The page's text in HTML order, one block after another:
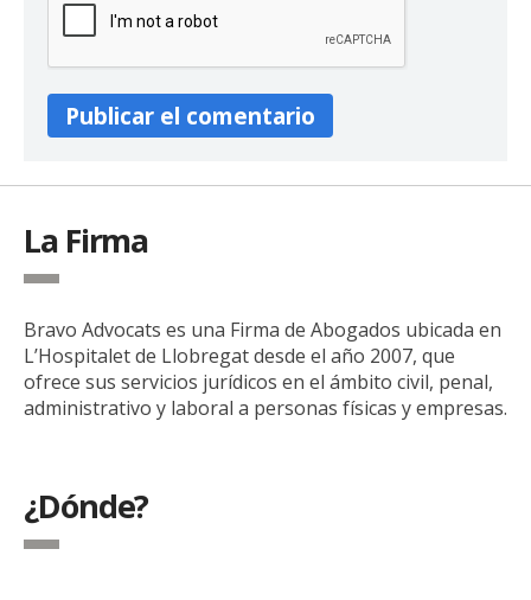
La Firma
Bravo Advocats es una Firma de Abogados ubicada en
L’Hospitalet de Llobregat desde el año 2007, que
ofrece sus servicios jurídicos en el ámbito civil, penal,
administrativo y laboral a personas físicas y empresas.
¿Dónde?